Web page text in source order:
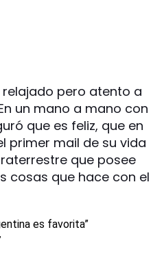
pero atento a
un mano a mano con
que es feliz, que en
primer mail de su vida
que posee
cosas que hace con el